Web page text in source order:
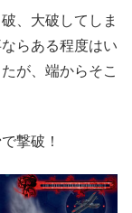
、大破してしま
らある程度はい
が、端からそこ
で撃破！